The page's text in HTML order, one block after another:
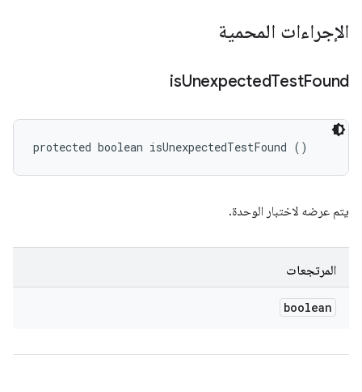
الإجراءات المحمية
isUnexpectedTestFound
protected boolean isUnexpectedTestFound ()
يتم عرضه لاختبار الوحدة.
المرتجعات
boolean